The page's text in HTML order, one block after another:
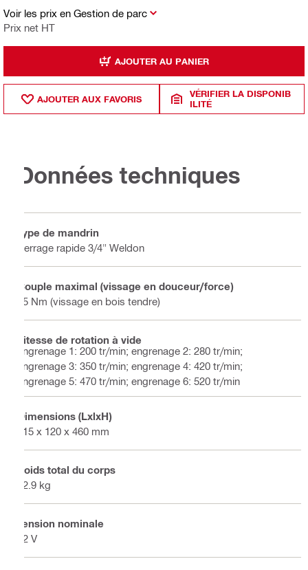
Voir les prix en Gestion de parc
Prix net HT
AJOUTER AU PANIER
AJOUTER AUX FAVORIS
VÉRIFIER LA DISPONIB
ILITÉ
Données techniques
Type de mandrin
Serrage rapide 3/4" Weldon
Couple maximal (vissage en douceur/force)
45 Nm (vissage en bois tendre)
Vitesse de rotation à vide
engrenage 1: 200 tr/min; engrenage 2: 280 tr/min;
engrenage 3: 350 tr/min; engrenage 4: 420 tr/min;
engrenage 5: 470 tr/min; engrenage 6: 520 tr/min
Dimensions (LxlxH)
315 x 120 x 460 mm
Poids total du corps
12.9 kg
Tension nominale
22 V